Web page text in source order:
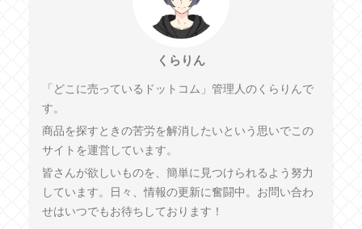
くらりん
「どこに売っているドットコム」管理人のくらりんで
す。
商品を探すときの苦労を解消したいという思いでこの
サイトを運営しています。
皆さんが欲しいものを、簡単に見つけられるよう努力
しています。日々、情報の更新に奮闘中。お問い合わ
せはいつでもお待ちしております！